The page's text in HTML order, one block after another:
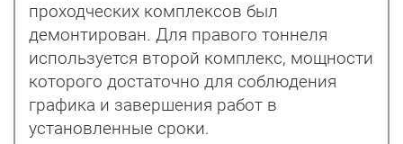
проходческих комплексов был
демонтирован. Для правого тоннеля
используется второй комплекс, мощности
которого достаточно для соблюдения
графика и завершения работ в
установленные сроки.